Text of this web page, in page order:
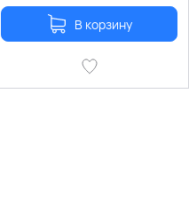
В корзину